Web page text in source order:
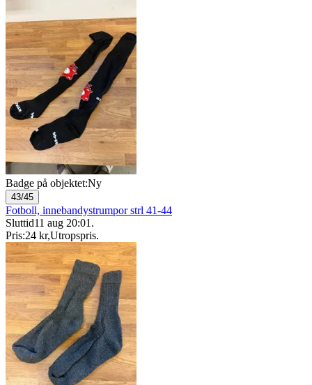
Badge på objektet:Ny
43/45
Fotboll, innebandystrumpor strl 41-44
Sluttid11 aug 20:01 .
Pris:24 kr,Utropspris.